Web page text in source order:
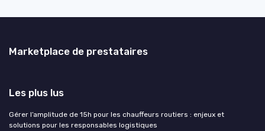
Marketplace de prestataires
Les plus lus
Gérer l’amplitude de 15h pour les chauffeurs routiers : enjeux et
solutions pour les responsables logistiques